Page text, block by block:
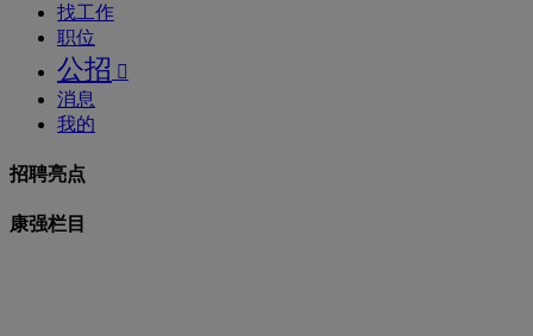
找工作
职位
公招 
消息
我的
招聘亮点
康强栏目